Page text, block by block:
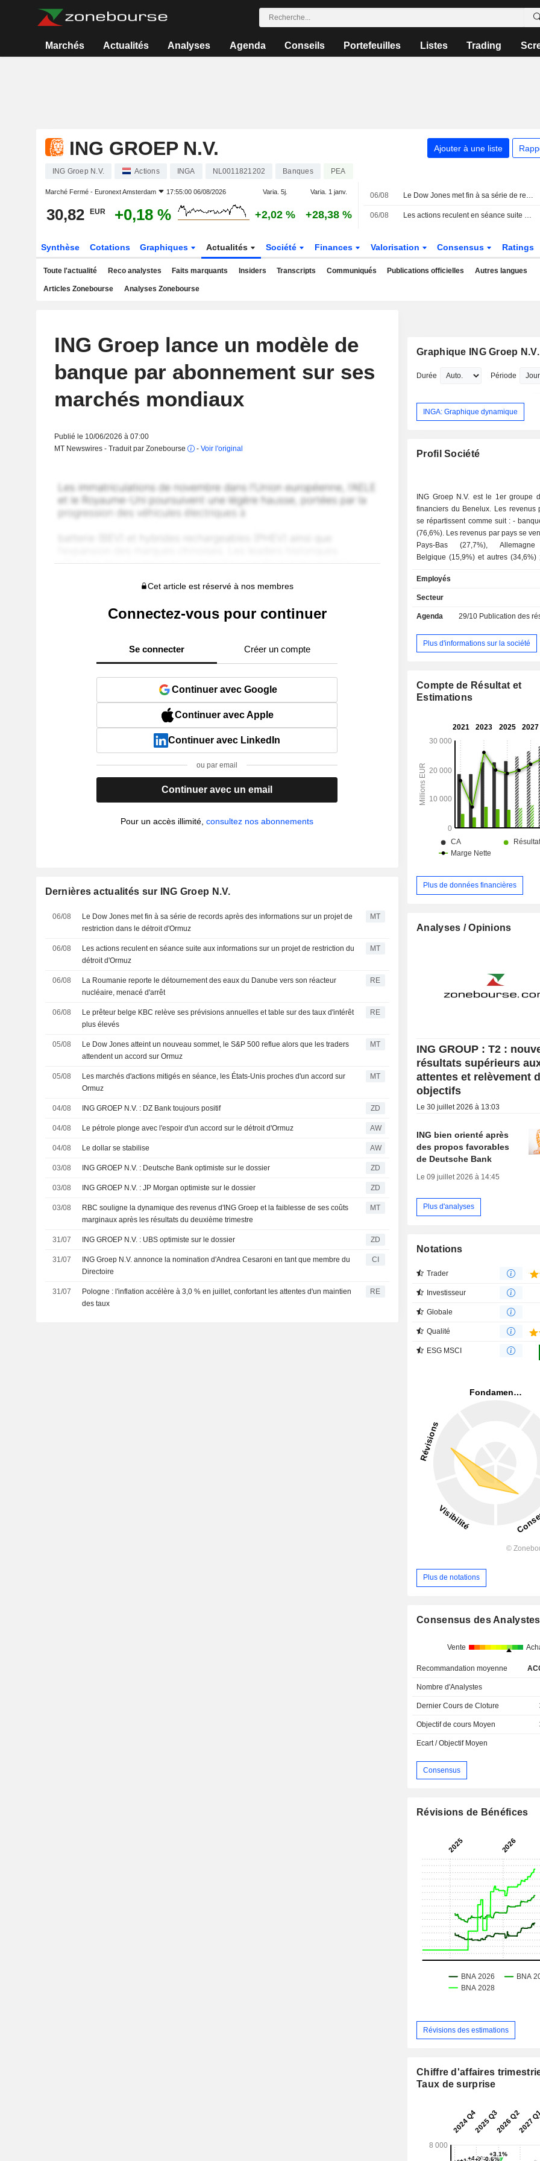
Marchés Actualités Analyses Agenda Conseils Portefeuilles Listes Trading
ING GROEP N.V. Ajouter à une liste
ING Groep N.V. Actions INGA NL0011821202 Banques PEA
Marché Fermé - Euronext Amsterdam 17:55:00 06/08/2026 Varia. 5j. Varia. 1 janv.
30,82 EUR +0,18 % +2,02 % +28,38 %
06/08 Le Dow Jones met fin à sa série de records après des informations sur un projet de restriction dans le détroit d'Ormuz
06/08 Les actions reculent en séance suite aux informations sur un projet de restriction du détroit d'Ormuz
Synthèse Cotations Graphiques Actualités Société Finances Valorisation Consensus Ratings
Toute l'actualité Reco analystes Faits marquants Insiders Transcripts Communiqués Publications officielles Autres langues
Articles Zonebourse Analyses Zonebourse
ING Groep lance un modèle de
banque par abonnement sur ses
marchés mondiaux
Publié le 10/06/2026 à 07:00
MT Newswires - Traduit par Zonebourse
- Voir l'original
Cet article est réservé à nos membres
Connectez-vous pour continuer
Se connecter Créer un compte
Continuer avec Google
Continuer avec Apple
Continuer avec LinkedIn
ou par email
Continuer avec un email
Pour un accès illimité,consultez nos abonnements
Dernières actualités sur ING Groep N.V.
06/08
Le Dow Jones met fin à sa série de records après des informations sur un projet de
restriction dans le détroit d'Ormuz
MT
06/08
Les actions reculent en séance suite aux informations sur un projet de restriction du
détroit d'Ormuz
MT
06/08
La Roumanie reporte le détournement des eaux du Danube vers son réacteur
nucléaire, menacé d'arrêt
RE
06/08
Le prêteur belge KBC relève ses prévisions annuelles et table sur des taux d'intérêt
plus élevés
RE
05/08
Le Dow Jones atteint un nouveau sommet, le S&P 500 reflue alors que les traders
attendent un accord sur Ormuz
MT
05/08
Les marchés d'actions mitigés en séance, les États-Unis proches d'un accord sur
Ormuz
MT
04/08 ING GROEP N.V. : DZ Bank toujours positif ZD
04/08 Le pétrole plonge avec l'espoir d'un accord sur le détroit d'Ormuz AW
04/08 Le dollar se stabilise AW
03/08 ING GROEP N.V. : Deutsche Bank optimiste sur le dossier ZD
03/08 ING GROEP N.V. : JP Morgan optimiste sur le dossier ZD
03/08
RBC souligne la dynamique des revenus d'ING Groep et la faiblesse de ses coûts
marginaux après les résultats du deuxième trimestre
MT
31/07 ING GROEP N.V. : UBS optimiste sur le dossier ZD
31/07
ING Groep N.V. annonce la nomination d'Andrea Cesaroni en tant que membre du
Directoire
CI
31/07
Pologne : l'inflation accélère à 3,0 % en juillet, confortant les attentes d'un maintien
des taux
RE
Graphique ING Groep N.V.
Durée Période
INGA: Graphique dynamique
Profil Société
ING Groep N.V. est le 1er groupe
financiers du Benelux. Les revenus
se répartissent comme suit : - banque de détail
(76,6%). Les revenus par pays se
Pays-Bas (27,7%),
Belgique (15,9%) et autres (34,6%) ; -
groupe gère 721,4 MdsEUR
dépôts et 721,7 MdsEUR d'encours
Employés
Secteur
Agenda 29/10 Publication des résultats
Plus d'informations sur la société
Compte de Résultat et
Estimations
Plus de données financières
Analyses / Opinions
ING GROUP : T2 :
résultats supérieurs
attentes et relèvement
objectifs
Le 30 juillet 2026 à 13:03
ING bien orienté après
des propos favorables
de Deutsche Bank
Le 09 juillet 2026 à 14:45
Plus d'analyses
Notations
Trader
Investisseur
Globale
Qualité
ESG MSCI
Plus de notations
Consensus des Analystes
Vente
Recommandation moyenne
Nombre d'Analystes
Dernier Cours de Cloture
Objectif de cours Moyen
Ecart / Objectif Moyen
Consensus
Révisions de Bénéfices
Révisions des estimations
Chiffre d'affaires
Taux de surprise